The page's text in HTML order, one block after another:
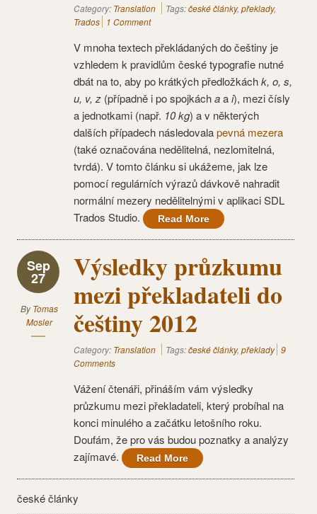
Category: Translation Tags:české články, překlady,
Trados
1 Comment
V mnoha textech překládaných do češtiny je
vzhledem k pravidlům české typografie nutné
dbát na to, aby po krátkých předložkáchk, o, s,
u, v, z (případně i po spojkáchaai), mezi čísly
a jednotkami (např. 10 kg) a v některých
dalších případech následovalapevná mezera
(také označována nedělitelná, nezlomitelná,
tvrdá). V tomto článku si ukážeme, jak lze
pomocí regulárních výrazů dávkově nahradit
normální mezery nedělitelnými v aplikaci SDL
Trados Studio.
Read More
Sep
27
ByTomas
Mosler
Výsledky průzkumu
mezi překladateli do
češtiny 2012
Category: Translation Tags:české články, překlady 9
Comments
Vážení čtenáři, přináším vám výsledky
průzkumu mezi překladateli, který probíhal na
konci minulého a začátku letošního roku.
Doufám, že pro vás budou poznatky a analýzy
zajímavé.
Read More
české články